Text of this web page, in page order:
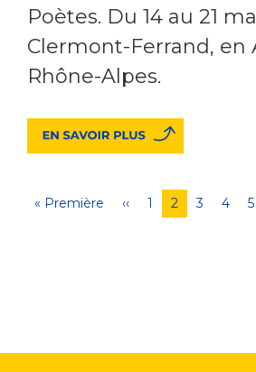
Poètes. Du 14 au 21
Clermont-Ferrand, en
Rhône-Alpes.
Pagination
Première
« Première
Page
précédente
‹‹ Page
1
Page
courante
2 Page
3 Page
4 5